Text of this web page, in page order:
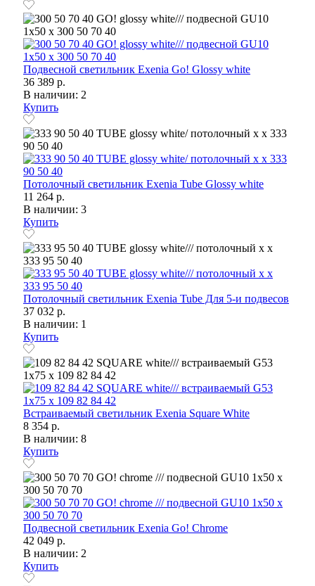
Подвесной светильник Exenia Go! Glossy white
36 389 р.
В наличии: 2
Купить
Потолочный светильник Exenia Tube Glossy white
11 264 р.
В наличии: 3
Купить
Потолочный светильник Exenia Tube Для 5-и подвесов
37 032 р.
В наличии: 1
Купить
Встраиваемый светильник Exenia Square White
8 354 р.
В наличии: 8
Купить
Подвесной светильник Exenia Go! Chrome
42 049 р.
В наличии: 2
Купить